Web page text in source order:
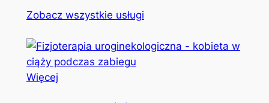
Zobacz wszystkie usługi
Więcej